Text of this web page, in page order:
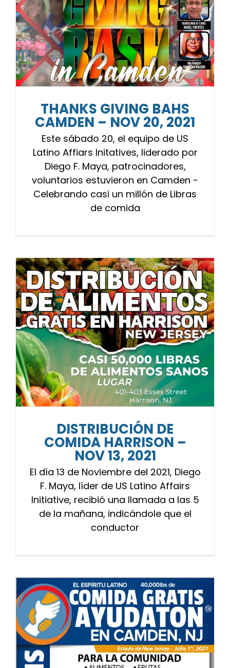
THANKS GIVING BAHS
CAMDEN – NOV 20, 2021
Este sábado 20, el equipo de US
Latino Affiars Initatives, liderado por
Diego F. Maya, patrocinadores,
voluntarios estuvieron en Camden -
Celebrando casi un millón de Libras
de comida
DISTRIBUCIÓN DE
COMIDA HARRISON –
NOV 13, 2021
El día 13 de Noviembre del 2021, Diego
F. Maya, líder de US Latino Affairs
Initiative, recibió una llamada a las 5
de la mañana, indicándole que el
conductor